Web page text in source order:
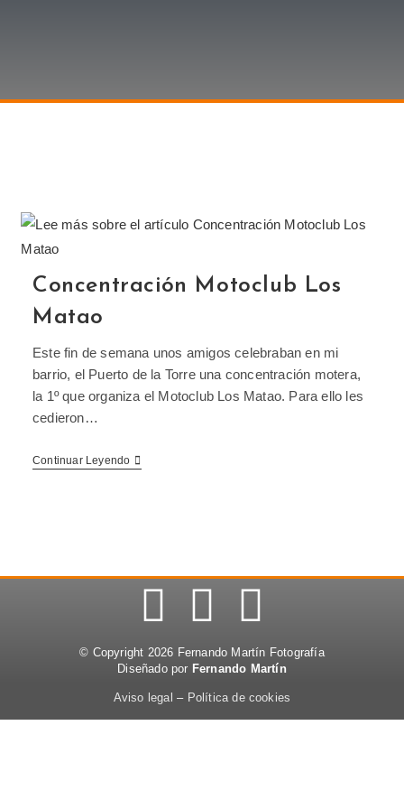
Concentración Motoclub Los
Matao
Este fin de semana unos amigos celebraban en mi
barrio, el Puerto de la Torre una concentración motera,
la 1º que organiza el Motoclub Los Matao. Para ello les
cedieron…
Continuar Leyendo
© Copyright 2026 Fernando Martín Fotografía
Diseñado por Fernando Martín
Aviso legal – Política de cookies